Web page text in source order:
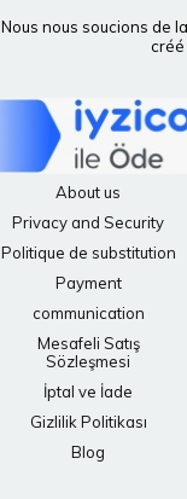
Nous nous soucions de
créé
About us
Privacy and Security
Politique de substitution
Payment
communication
Mesafeli Satış
Sözleşmesi
İptal ve İade
Gizlilik Politikası
Blog